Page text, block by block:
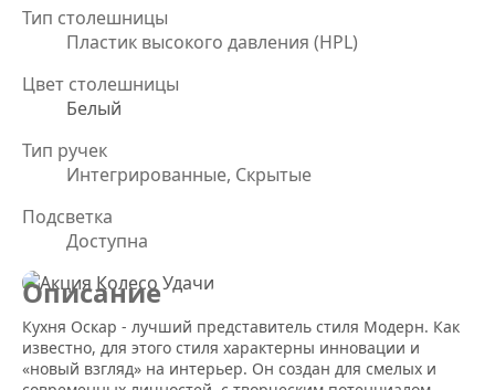
Тип столешницы
Пластик высокого давления (HPL)
Цвет столешницы
Белый
Тип ручек
Интегрированные, Скрытые
Подсветка
Доступна
Описание
Кухня Оскар - лучший представитель стиля Модерн. Как
известно, для этого стиля характерны инновации и
«новый взгляд» на интерьер. Он создан для смелых и